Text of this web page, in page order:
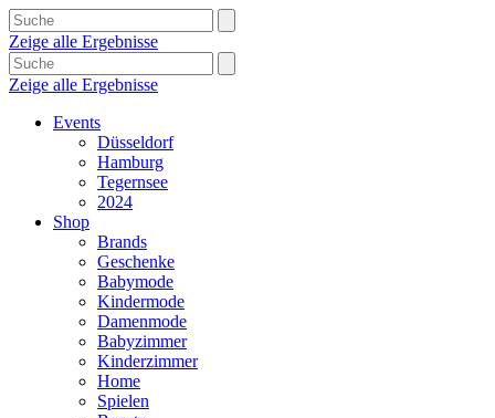
Zeige alle Ergebnisse
Zeige alle Ergebnisse
Events
Düsseldorf
Hamburg
Tegernsee
2024
Shop
Brands
Geschenke
Babymode
Kindermode
Damenmode
Babyzimmer
Kinderzimmer
Home
Spielen